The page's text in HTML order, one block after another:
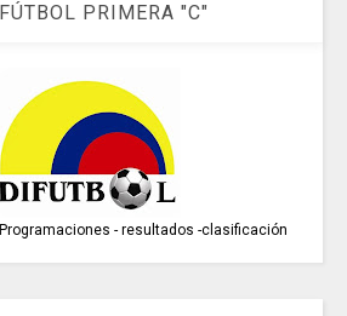
FÚTBOL PRIMERA "C"
Programaciones - resultados -clasificación